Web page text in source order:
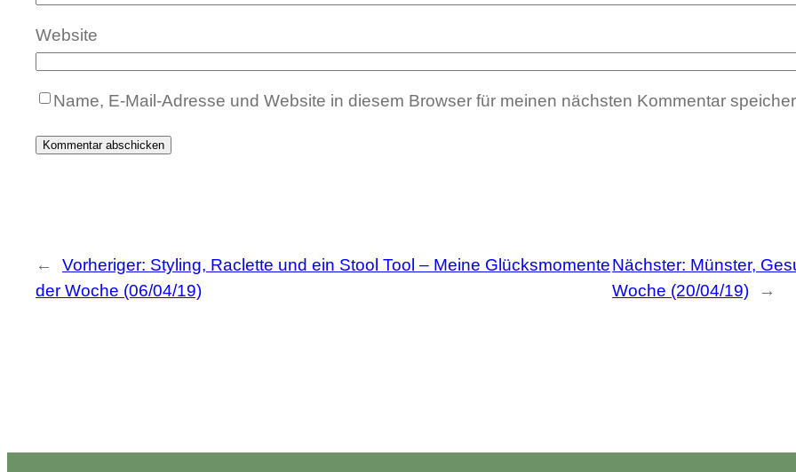
Website
Name, E-Mail-Adresse und Website in diesem Browser für meinen nächsten Kommentar
← Vorheriger: Styling, Raclette und ein Stool Tool – Meine Glücksmomente
der Woche (06/04/19)
Nächster: Münster,
Woche (20/04/19)
→